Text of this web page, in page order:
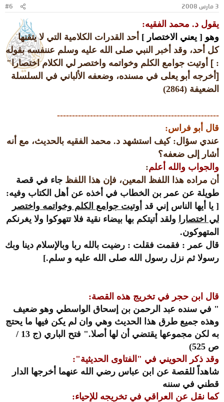
3 مارس 2008 #6
يقول د. محمد الفقيه:
وهو [ يعني الاختصار ] أحد القدرات الكلامية التي لا يتقنها
كل أحد، وقد أخبر النبي صلى الله عليه وسلم عننفسه بقوله
:
] أوتيت جوامع الكلم وخواتمه واختصر لي الكلام اختصارا"
[ أخرجه أبو يعلى في مسنده، وضعفه الألباني في السلسلة
الضعيفة (2864)
------------------------------------------------------
قال أبو فراس:
عندي سؤال: كيف استشهد د. محمد الفقيه بالحديث، مع أنه
أشار إلى ضعفه؟
والجواب والله أعلم:
أن مراده هذا اللفظ المعين، فإن هذا اللفظ جاء في قصة
طويلة عن عمر بن الخطاب في أخذه عن أهل الكتاب وفيه:
[ يا أيها الناس إني قد أوتيت جوامع الكلم وخواتمه واختصر
لي اختصارا
ولقد أتيتكم بها بيضاء نقية فلا تتهوكوا ولا يغرنكم
المتهوكون.
قال عمر : فقمت فقلت : رضيت بالله ربا وبالإسلام دينا وبك
رسولا ثم نزل رسول الله صلى الله عليه و سلم.]
قال ابن حجر في تخريج هذه القصة:
" في سنده عبد الرحمن بن إسحاق الواسطي وهو ضعيف
وهذه جميع طرق هذا الحديث وهي وان لم يكن فيها ما يحتج
به لكن مجموعها يقتضي أن لها أصلا."
فتح الباري (ج 13 /
ص 525)
وقد ذكر الحويني في "الفتاوى الحديثية":
شاهداً للقصة عن ابن عباس رضي الله عنهما أخرجها الدار
قطني في سننه
كما نقل عن العراقي في تخريجه للإحياء: